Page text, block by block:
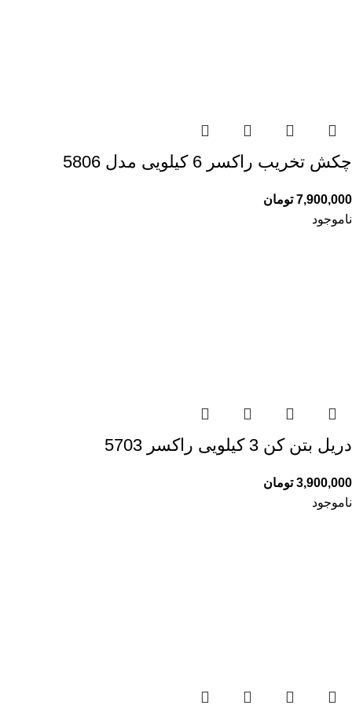
چکش تخریب راکسر 6 کیلویی مدل 5806
7,900,000 تومان
ناموجود
دریل بتن کن 3 کیلویی راکسر 5703
3,900,000 تومان
ناموجود